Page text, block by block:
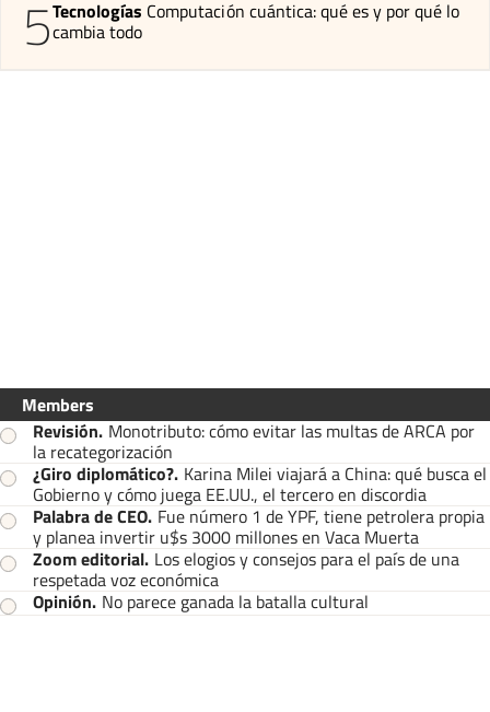
5Tecnologías Computación cuántica: qué es y por qué lo
cambia todo
Members
Revisión. Monotributo: cómo evitar las multas de ARCA por
la recategorización
¿Giro diplomático?. Karina Milei viajará a China: qué busca el
Gobierno y cómo juega EE.UU., el tercero en discordia
Palabra de CEO. Fue número 1 de YPF, tiene petrolera propia
y planea invertir u$s 3000 millones en Vaca Muerta
Zoom editorial. Los elogios y consejos para el país de una
respetada voz económica
Opinión. No parece ganada la batalla cultural